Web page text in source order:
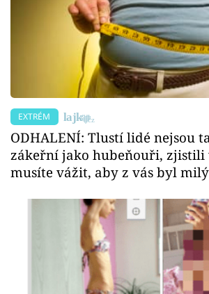
EXTRÉM
ODHALENÍ: Tlustí lidé nejsou
zákeřní jako hubeňouři, zjistili
musíte vážit, aby z vás byl